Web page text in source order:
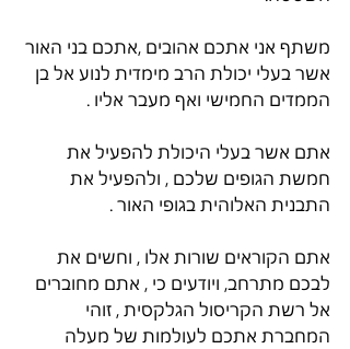
משתף אני אתכם אהובים ,אתכם בני האור
אשר בעלי יכולת הרב מימדית לנוע אל בן
הממדים החמישי ואף מעבר אליו .
אתם אשר בעלי היכולת להפעיל את
חמשת הגופים שלכם , ולהפעיל את
התבנית האלוהית בגופי האור .
אתם הקוראים שורות אלו , וחשים את
לבכם מתרחב, ויודעים כי , אתם מחוברים
אל רשת הקריסול הגלקסית , זוהי
המחברת אתכם לעולמות של מעלה